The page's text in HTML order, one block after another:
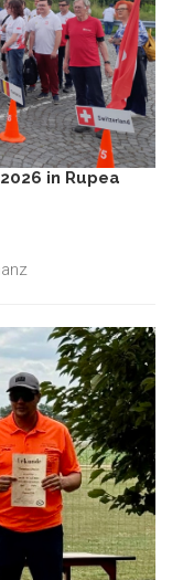
in Rupea